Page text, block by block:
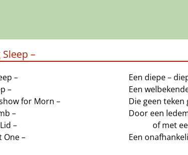
–
–
–
for Morn –
–
–
One –
Een diepe –
Een
Die geen teken
Door een
of met
Een